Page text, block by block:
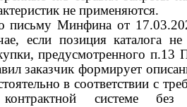
не применяются.
письму Минфина от
если позиция каталога не
предусмотренного п.13
заказчик формирует
в соответствии с
системе без